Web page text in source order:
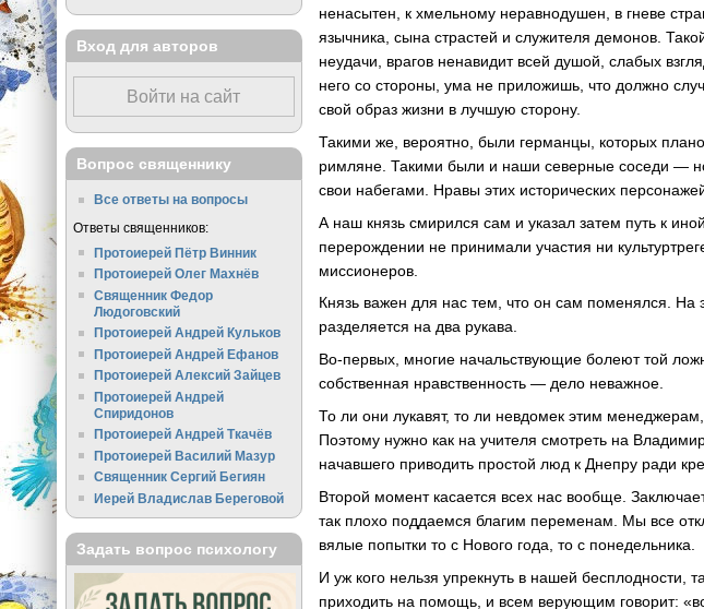
ненасытен, к хмельному неравнодушен, в гневе
язычника, сына страстей и служителя демонов.
неудачи, врагов ненавидит всей душой, слабых
него со стороны, ума не приложишь, что должно
свой образ жизни в лучшую сторону.
Такими же, вероятно, были германцы, которых
римляне. Такими были и наши северные соседи —
свои набегами. Нравы этих исторических
А наш князь смирился сам и указал затем путь к
перерождении не принимали участия ни
миссионеров.
Князь важен для нас тем, что он сам поменялся.
разделяется на два рукава.
Во-первых, многие начальствующие болеют той
собственная нравственность — дело неважное.
То ли они лукавят, то ли невдомек этим
Поэтому нужно как на учителя смотреть на
начавшего приводить простой люд к Днепру ради
Второй момент касается всех нас вообще.
так плохо поддаемся благим переменам. Мы все
вялые попытки то с Нового года, то с понедельника.
И уж кого нельзя упрекнуть в нашей бесплодности,
приходить на помощь, и всем верующим говорит:
Вход для авторов
Войти на сайт
Вопрос священнику
Все ответы на вопросы
Ответы священников:
Протоиерей Пётр Винник
Протоиерей Олег Махнёв
Священник Федор
Людоговский
Протоиерей Андрей Кульков
Протоиерей Андрей Ефанов
Протоиерей Алексий Зайцев
Протоиерей Андрей
Спиридонов
Протоиерей Андрей Ткачёв
Протоиерей Василий Мазур
Священник Сергий Бегиян
Иерей Владислав Береговой
Задать вопрос психологу